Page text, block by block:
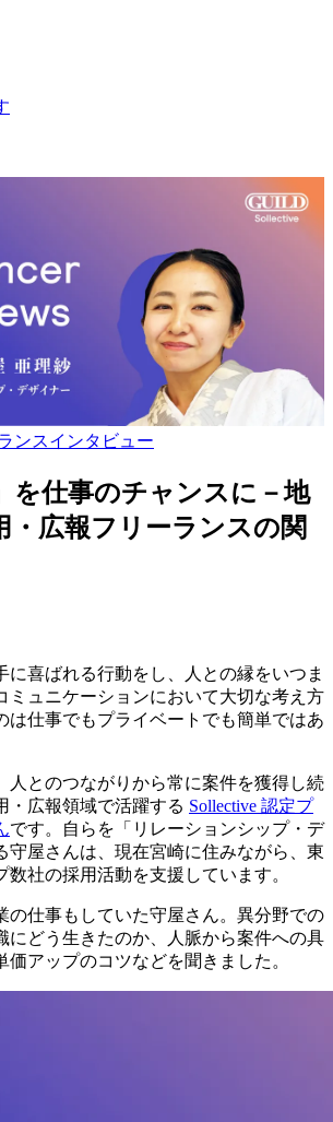
ンスインタビュー
を仕事のチャンスに－地
・広報フリーランスの関
に喜ばれる行動をし、人との縁をいつま
ミュニケーションにおいて大切な考え方
は仕事でもプライベートでも簡単ではあ
人とのつながりから常に案件を獲得し続
・広報領域で活躍する Sollective 認定プ
です。自らを「リレーションシップ・デ
守屋さんは、現在宮崎に住みながら、東
数社の採用活動を支援しています。
の仕事もしていた守屋さん。異分野での
にどう生きたのか、人脈から案件への具
価アップのコツなどを聞きました。